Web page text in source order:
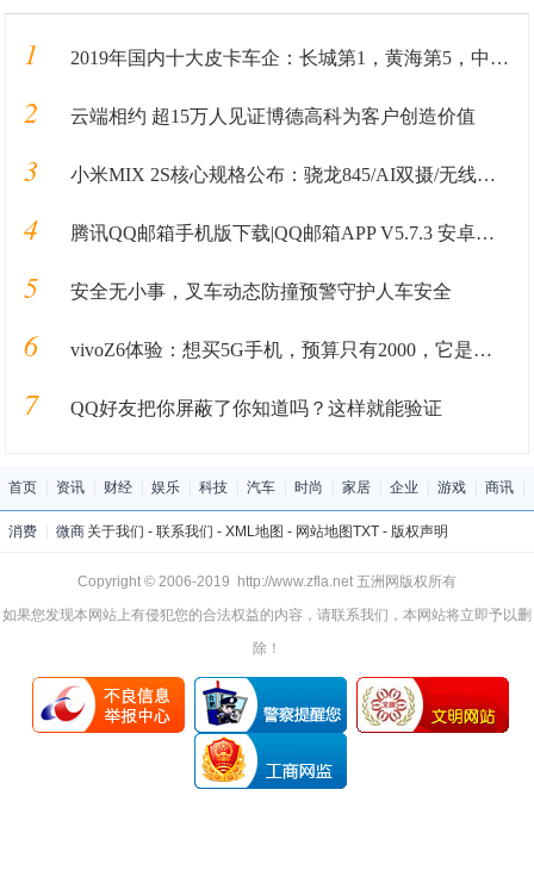
1 2019年国内十大皮卡车企：长城第1，黄海第5，中兴第8，大乘第10
2 云端相约 超15万人见证博德高科为客户创造价值
3 小米MIX 2S核心规格公布：骁龙845/AI双摄/无线快充
4 腾讯QQ邮箱手机版下载|QQ邮箱APP V5.7.3 安卓最新版 下载_当下软件园
5 安全无小事，叉车动态防撞预警守护人车安全
6 vivoZ6体验：想买5G手机，预算只有2000，它是个选择
7 QQ好友把你屏蔽了你知道吗？这样就能验证
首页 资讯 财经 娱乐 科技 汽车 时尚 家居 企业 游戏 商讯
消费 微商 关于我们 - 联系我们 - XML地图 - 网站地图TXT- 版权声明
Copyright © 2006-2019 http://www.zfla.net 五洲网版权所有
如果您发现本网站上有侵犯您的合法权益的内容，请联系我们，本网站将立即予以删
除！